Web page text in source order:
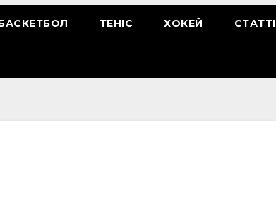
ТЕНІС ХОКЕЙ СТАТТІ